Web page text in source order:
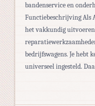
bandenservice en
Functiebeschrijving
het vakkundig
bedrijfswagens. Je hebt
universeel ingesteld.